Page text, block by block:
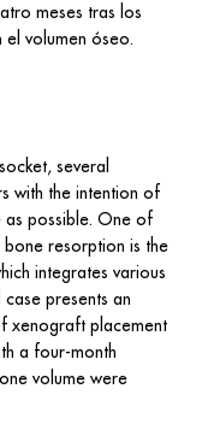
meses tras los
el volumen óseo.
several
with the intention of
as possible. One of
resorption is the
integrates various
presents an
xenograft placement
a four-month
volume were